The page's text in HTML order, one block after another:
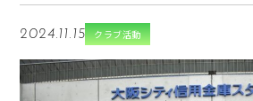
2024.11.15 クラブ活動